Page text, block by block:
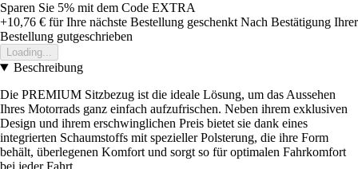
Sparen Sie 5% mit dem Code EXTRA
+10,76 € für Ihre nächste Bestellung geschenkt Nach Bestätigung Ihrer
Bestellung gutgeschrieben
Loading...
Beschreibung
Die PREMIUM Sitzbezug ist die ideale Lösung, um das Aussehen
Ihres Motorrads ganz einfach aufzufrischen. Neben ihrem exklusiven
Design und ihrem erschwinglichen Preis bietet sie dank eines
integrierten Schaumstoffs mit spezieller Polsterung, die ihre Form
behält, überlegenen Komfort und sorgt so für optimalen Fahrkomfort